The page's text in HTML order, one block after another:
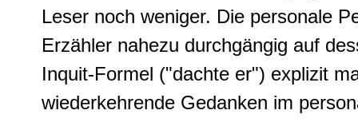
Leser noch weniger. Die personale
Erzähler nahezu durchgängig auf
Inquit-Formel ("dachte er") explizit
wiederkehrende Gedanken im